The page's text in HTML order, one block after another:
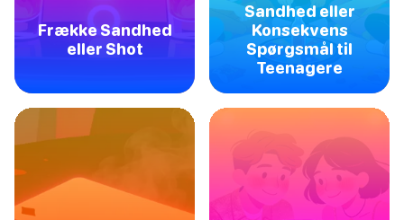
Frække Sandhed
eller Shot
Sandhed eller
Konsekvens
Spørgsmål til
Teenagere